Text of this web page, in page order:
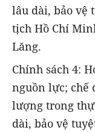
lâu dài, bảo vệ
tịch Hồ Chí
Lăng.
Chính sách 4:
nguồn lực; chế
lượng trong
dài, bảo vệ